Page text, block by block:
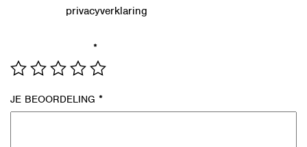
privacyverklaring
*
JE BEOORDELING *